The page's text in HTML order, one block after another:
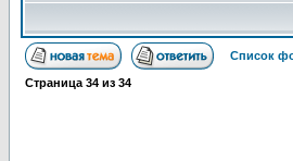
Список
Страница 34 из 34